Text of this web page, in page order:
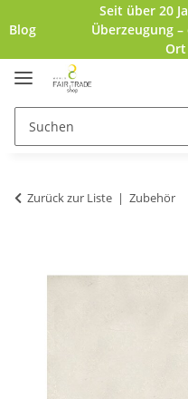
Blog
Seit über 20
Überzeugung
Ort
Zurück zur Liste Zubehör